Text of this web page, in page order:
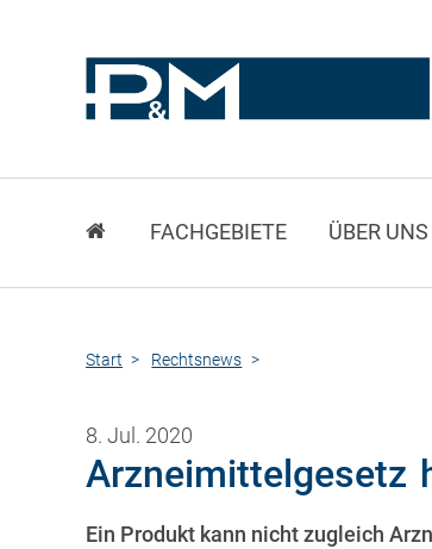
FACHGEBIETE ÜBER UNS
Start Rechtsnews
8. Jul. 2020
Arzneimittelgesetz
Ein Produkt kann nicht zugleich